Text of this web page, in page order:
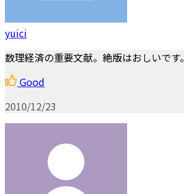
yuici
数理経済の重要文献。絶版はおしいです。
Good
2010/12/23